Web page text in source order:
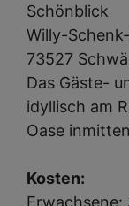
Schönblick
Willy-
73527
Das Gäste-
idyllisch am
Oase
Kosten:
Erwachsene: